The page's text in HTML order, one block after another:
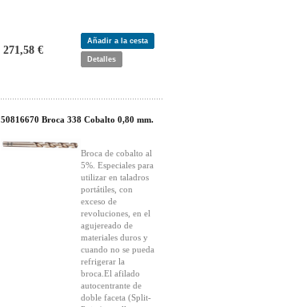
271,58 €
Añadir a la cesta
Detalles
50816670 Broca 338 Cobalto 0,80 mm.
Broca de cobalto al
5%. Especiales para
utilizar en taladros
portátiles, con
exceso de
revoluciones, en el
agujereado de
materiales duros y
cuando no se pueda
refrigerar la
broca.El afilado
autocentrante de
doble faceta (Split-